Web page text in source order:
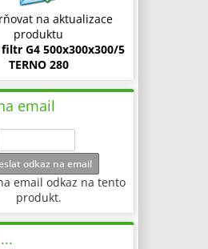
na aktualizace
produktu
G4 500x300x300/5
TERNO 280
email
odkaz na email
email odkaz na tento
produkt.